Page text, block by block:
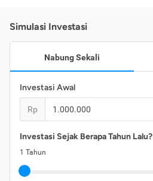
Simulasi Investasi
Nabung Sekali
Investasi Awal
Rp
Investasi Sejak Berapa Tahun Lalu?
1 Tahun